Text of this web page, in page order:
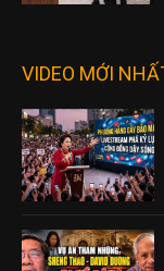
VIDEO MỚI